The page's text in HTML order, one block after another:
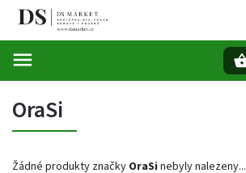
OraSi
Žádné produkty značky OraSi nebyly nalezeny...